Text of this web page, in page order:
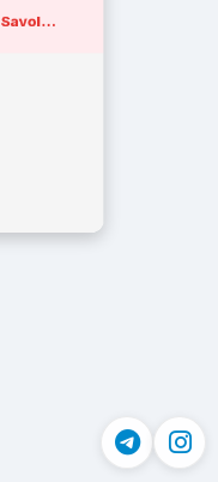
Savol...